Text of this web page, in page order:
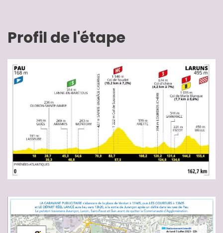
Profil de l'étape